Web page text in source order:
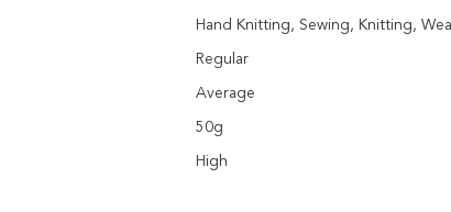
Hand Knitting, Sewing, Knitting,
Regular
Average
50g
High